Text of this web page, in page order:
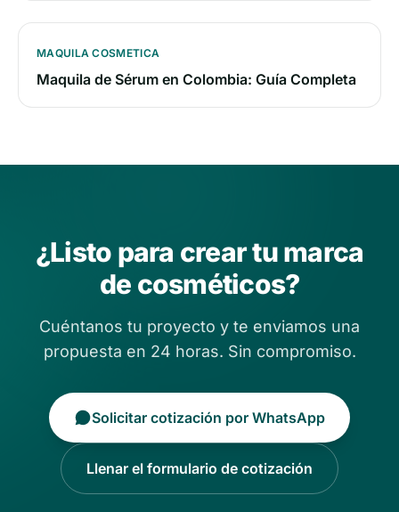
MAQUILA COSMETICA
Maquila de Sérum en Colombia: Guía Completa
¿Listo para crear tu marca
de cosméticos?
Cuéntanos tu proyecto y te enviamos una
propuesta en 24 horas. Sin compromiso.
Solicitar cotización por WhatsApp
Llenar el formulario de cotización